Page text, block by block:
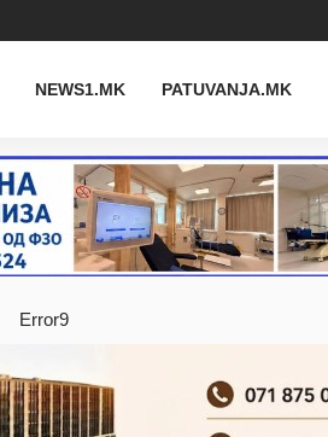
NEWS1.MK PATUVANJA.MK
Error9